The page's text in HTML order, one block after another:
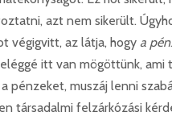
azt nem sikerült.
végigvitt, az látja, hogy a
itt van mögöttünk, ami
pénzeket, muszáj lenni
társadalmi felzárkózási